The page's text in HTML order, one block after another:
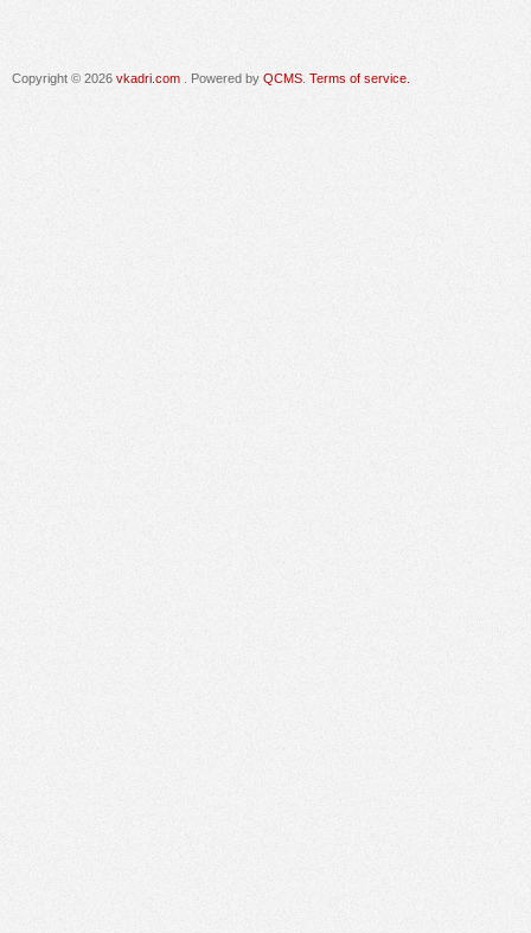
Copyright © 2026 vkadri.com . Powered by QCMS Terms of service.